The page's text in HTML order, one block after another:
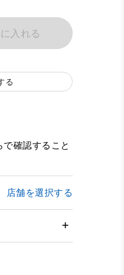
入れる
る
確認すること
店舗を選択する